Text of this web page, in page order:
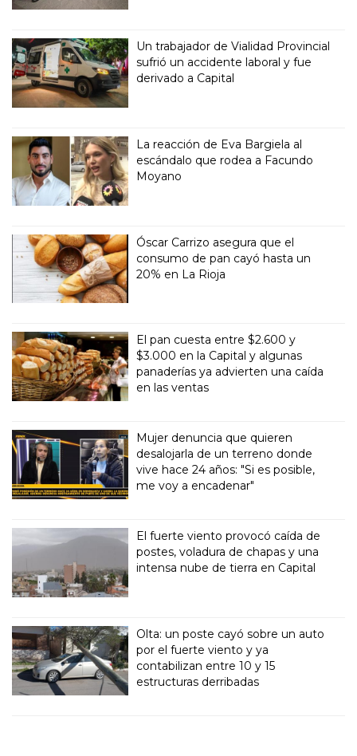
Un trabajador de Vialidad Provincial
sufrió un accidente laboral y fue
derivado a Capital
La reacción de Eva Bargiela al
escándalo que rodea a Facundo
Moyano
Óscar Carrizo asegura que el
consumo de pan cayó hasta un
20% en La Rioja
El pan cuesta entre $2.600 y
$3.000 en la Capital y algunas
panaderías ya advierten una caída
en las ventas
Mujer denuncia que quieren
desalojarla de un terreno donde
vive hace 24 años: "Si es posible,
me voy a encadenar"
El fuerte viento provocó caída de
postes, voladura de chapas y una
intensa nube de tierra en Capital
Olta: un poste cayó sobre un auto
por el fuerte viento y ya
contabilizan entre 10 y 15
estructuras derribadas